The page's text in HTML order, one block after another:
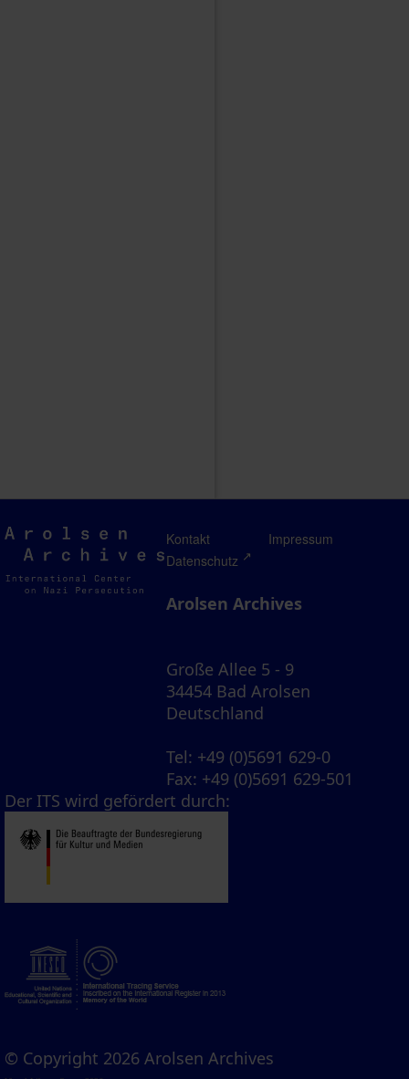
Arolsen
Archives
Kontakt
Impressum
Datenschutz
Arolsen Archives
Große Allee 5 - 9
34454 Bad Arolsen
Deutschland
Tel: +49 (0)5691 629-0
Fax: +49 (0)5691 629-501
Der ITS wird gefördert durch:
© Copyright 2026 Arolsen Archives